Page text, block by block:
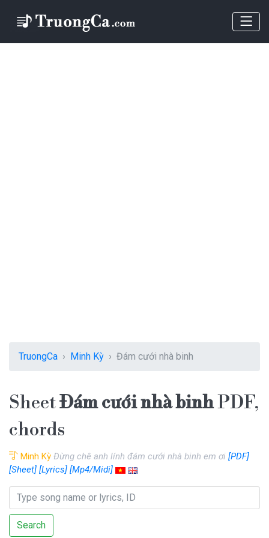
TruongCa Minh Kỳ Đám cưới nhà binh
SheetĐám cưới nhà binhPDF,
chords
Minh Kỳ Đừng chê anh lính đám cưới nhà binh em ơi [PDF]
[Sheet] [Lyrics] [Mp4/Midi]
Search